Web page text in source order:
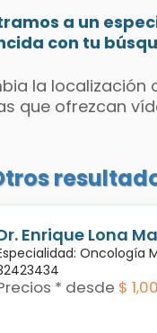
a un
con tu
la localización
que ofrezcan
Enrique Lona
Oncología
* desde $